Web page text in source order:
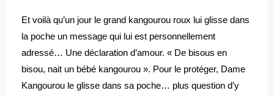
Et voilà qu’un jour le grand kangourou roux lui glisse dans
la poche un message qui lui est personnellement
adressé… Une déclaration d’amour. « De bisous en
bisou, nait un bébé kangourou ». Pour le protéger, Dame
Kangourou le glisse dans sa poche… plus question d’y